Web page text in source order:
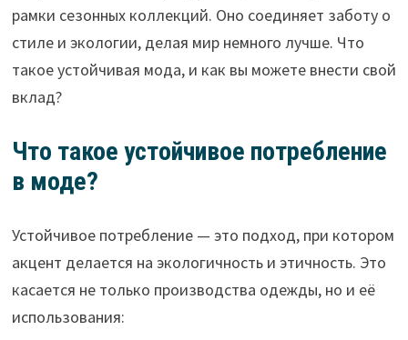
рамки сезонных коллекций. Оно соединяет заботу о
стиле и экологии, делая мир немного лучше. Что
такое устойчивая мода, и как вы можете внести свой
вклад?
Что такое устойчивое потребление
в моде?
Устойчивое потребление — это подход, при котором
акцент делается на экологичность и этичность. Это
касается не только производства одежды, но и её
использования: